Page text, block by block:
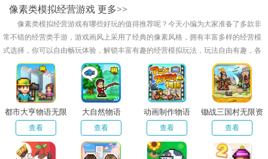
像素类模拟经营游戏 更多>>
像素类模拟经营游戏有哪些好玩的值得推荐呢？今天小编为大家准备了多款非
常不错的经营类手游，游戏画风上采用了经典的像素风格，拥有丰富多样的经营模
式选择，你可以自由畅玩体验，解锁丰富有趣的经营模拟玩法，玩法自由有趣，各
种各样的经营方式欢迎大家来体验玩耍，有兴趣的话快来甜豆网下载玩耍吧！
都市大亨物语无限
金币研究点
查看
大自然物语
查看
动画制作物语
查看
锄战三国村无限资
源版
查看